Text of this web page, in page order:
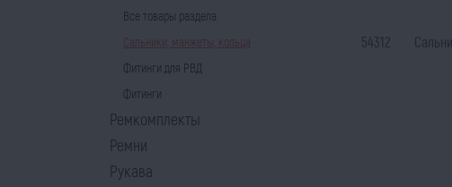
Все товары раздела
Сальники, манжеты, кольца
Фитинги для РВД
Фитинги
Ремкомплекты
Ремни
Рукава
54312